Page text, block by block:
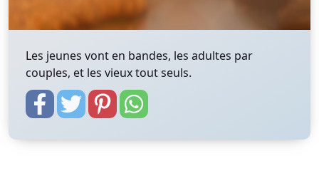
Les jeunes vont en bandes, les adultes par
couples, et les vieux tout seuls.